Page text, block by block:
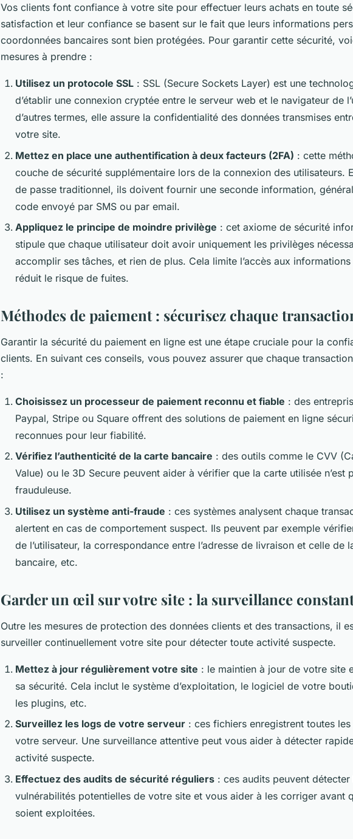
Vos clients font confiance à votre site pour effectuer leurs achats en toute
satisfaction et leur confiance se basent sur le fait que leurs informations
coordonnées bancaires sont bien protégées. Pour garantir cette sécurité,
mesures à prendre :
Utilisez un protocole SSL : SSL (Secure Sockets Layer) est une
d’établir une connexion cryptée entre le serveur web et le navigateur de
d’autres termes, elle assure la confidentialité des données transmises
votre site.
Mettez en place une authentification à deux facteurs (2FA) : cette
couche de sécurité supplémentaire lors de la connexion des utilisateurs.
de passe traditionnel, ils doivent fournir une seconde information,
code envoyé par SMS ou par email.
Appliquez le principe de moindre privilège : cet axiome de sécurité
stipule que chaque utilisateur doit avoir uniquement les privilèges
accomplir ses tâches, et rien de plus. Cela limite l’accès aux
réduit le risque de fuites.
Méthodes de paiement : sécurisez chaque
Garantir la sécurité du paiement en ligne est une étape cruciale pour la
clients. En suivant ces conseils, vous pouvez assurer que chaque
:
Choisissez un processeur de paiement reconnu et fiable : des
Paypal, Stripe ou Square offrent des solutions de paiement en ligne
reconnues pour leur fiabilité.
Vérifiez l’authenticité de la carte bancaire : des outils comme le CVV
Value) ou le 3D Secure peuvent aider à vérifier que la carte utilisée n’est
frauduleuse.
Utilisez un système anti-fraude : ces systèmes analysent chaque
alertent en cas de comportement suspect. Ils peuvent par exemple
de l’utilisateur, la correspondance entre l’adresse de livraison et celle de
bancaire, etc.
Garder un œil sur votre site : la surveillance
Outre les mesures de protection des données clients et des transactions, il
surveiller continuellement votre site pour détecter toute activité suspecte.
Mettez à jour régulièrement votre site : le maintien à jour de votre site
sa sécurité. Cela inclut le système d’exploitation, le logiciel de votre
les plugins, etc.
Surveillez les logs de votre serveur : ces fichiers enregistrent toutes
votre serveur. Une surveillance attentive peut vous aider à détecter
activité suspecte.
Effectuez des audits de sécurité réguliers : ces audits peuvent détecter
vulnérabilités potentielles de votre site et vous aider à les corriger avant
soient exploitées.